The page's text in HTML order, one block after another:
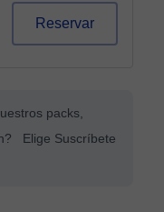
Reservar
packs,
Elige Suscríbete